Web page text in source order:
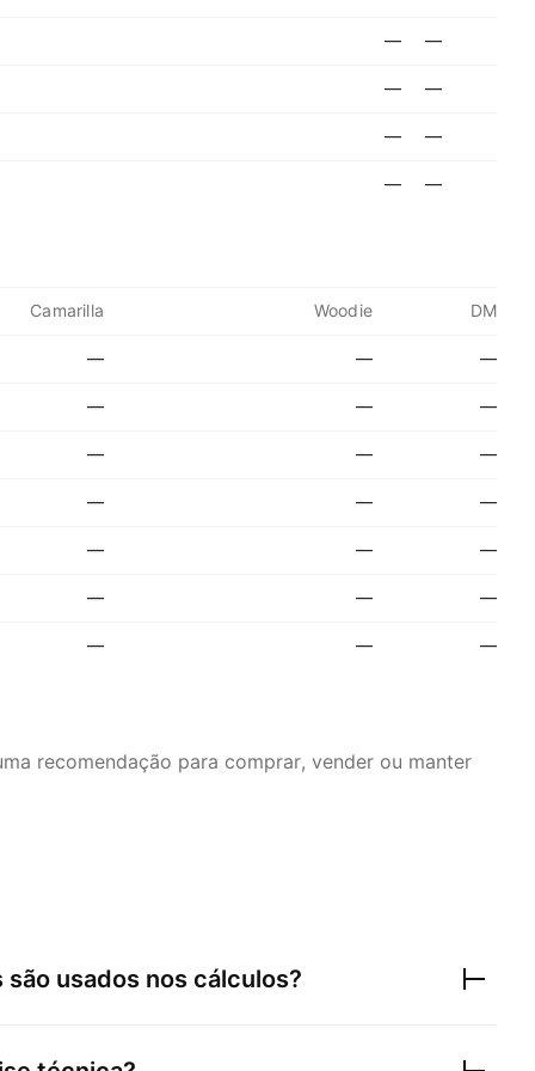
— —
— —
— —
— —
Camarilla Woodie DM
— — —
— — —
— — —
— — —
— — —
— — —
— — —
recomendação para comprar, vender ou manter
usados nos cálculos?